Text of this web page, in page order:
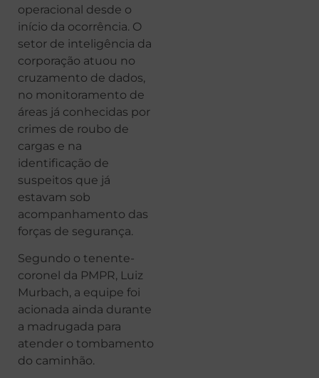
operacional desde o
início da ocorrência. O
setor de inteligência da
corporação atuou no
cruzamento de dados,
no monitoramento de
áreas já conhecidas por
crimes de roubo de
cargas e na
identificação de
suspeitos que já
estavam sob
acompanhamento das
forças de segurança.
Segundo o tenente-
coronel da PMPR, Luiz
Murbach, a equipe foi
acionada ainda durante
a madrugada para
atender o tombamento
do caminhão.